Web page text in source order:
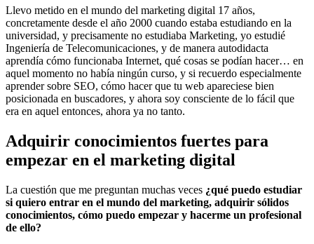
Llevo metido en el mundo del marketing digital 17 años,
concretamente desde el año 2000 cuando estaba estudiando en la
universidad, y precisamente no estudiaba Marketing, yo estudié
Ingeniería de Telecomunicaciones, y de manera autodidacta
aprendía cómo funcionaba Internet, qué cosas se podían hacer… en
aquel momento no había ningún curso, y si recuerdo especialmente
aprender sobre SEO, cómo hacer que tu web apareciese bien
posicionada en buscadores, y ahora soy consciente de lo fácil que
era en aquel entonces, ahora ya no tanto.
Adquirir conocimientos fuertes para
empezar en el marketing digital
La cuestión que me preguntan muchas veces ¿qué puedo estudiar
si quiero entrar en el mundo del marketing, adquirir sólidos
conocimientos, cómo puedo empezar y hacerme un profesional
de ello?